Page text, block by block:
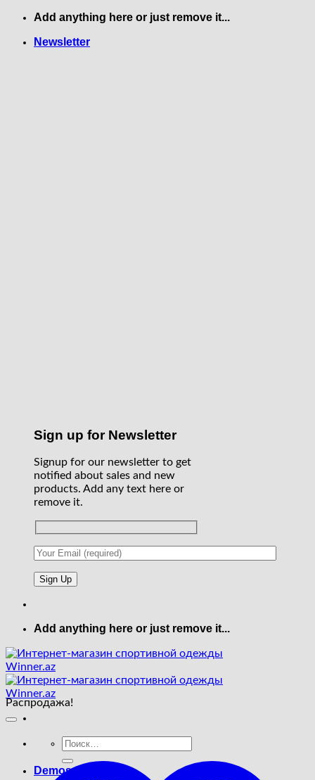
Skip
content
Add anything here or just remove it...
Newsletter
Sign up for Newsletter
Signup for our newsletter to get
notified about sales and new
products. Add any text here or
remove it.
Add anything here or just remove it...
Искать:
Demos
Распродажа!